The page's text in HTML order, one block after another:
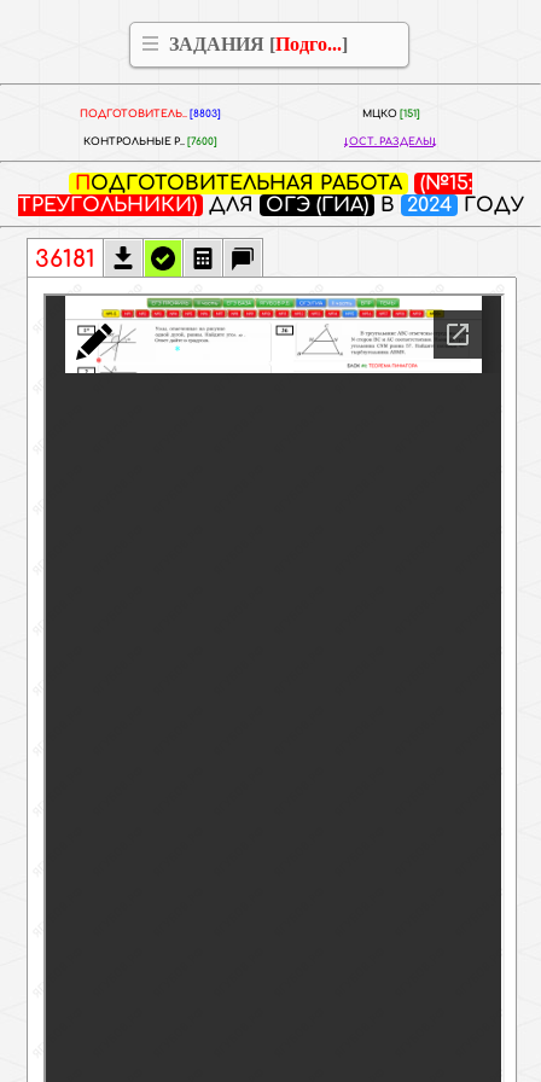
ЗАДАНИЯ [Подго...]
ПОДГОТОВИТЕЛЬ.. [8803] МЦКО [151]
КОНТРОЛЬНЫЕ Р.. [7600] ОСТ. РАЗДЕЛЫ
ПОДГОТОВИТЕЛЬНАЯ РАБОТА
(№15:
ТРЕУГОЛЬНИКИ) ДЛЯ ОГЭ (ГИА) В 2024 ГОДУ
36181